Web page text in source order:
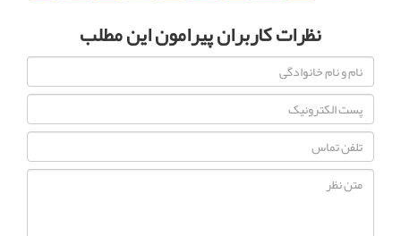
نظرات کاربران پیرامون این مطلب